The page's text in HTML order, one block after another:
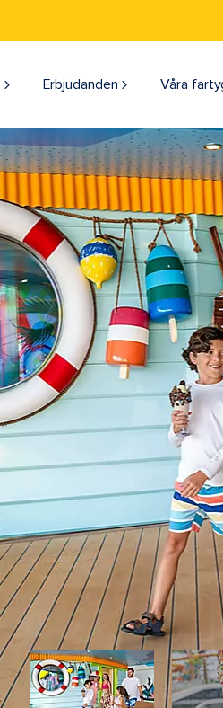
Erbjudanden Våra